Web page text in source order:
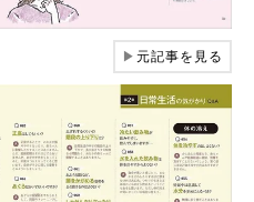
▶元記事を見る